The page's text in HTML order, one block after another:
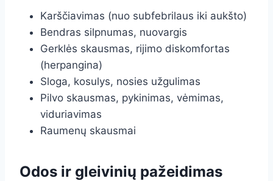
Karščiavimas (nuo subfebrilaus iki aukšto)
Bendras silpnumas, nuovargis
Gerklės skausmas, rijimo diskomfortas
(herpangina)
Sloga, kosulys, nosies užgulimas
Pilvo skausmas, pykinimas, vėmimas,
viduriavimas
Raumenų skausmai
Odos ir gleivinių pažeidimas